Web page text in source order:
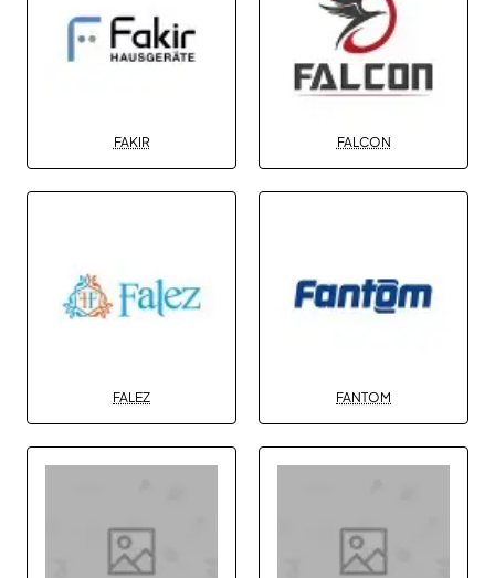
FAKIR FALCON
FALEZ FANTOM